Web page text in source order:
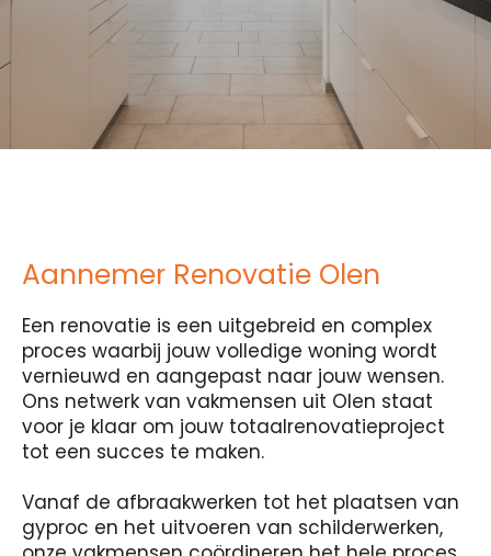
Aannemer Renovatie Olen
Een renovatie is een uitgebreid en complex
proces waarbij jouw volledige woning wordt
vernieuwd en aangepast naar jouw wensen.
Ons netwerk van vakmensen uit Olen staat
voor je klaar om jouw totaalrenovatieproject
tot een succes te maken.
Vanaf de afbraakwerken tot het plaatsen van
gyproc en het uitvoeren van schilderwerken,